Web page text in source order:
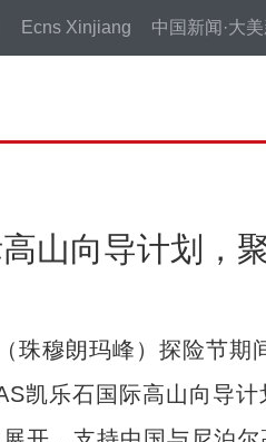
Ecns Xinjiang 中国新闻·大
山向导计划，
穆朗玛峰）探险节期
凯乐石国际高山向导